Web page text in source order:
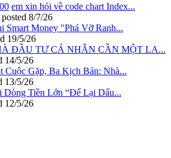
em xin hỏi về code chart Index...
posted 8/7/26
Smart Money "Phá Vỡ Ranh...
19/5/26
ĐẦU TƯ CÁ NHÂN CẦN MỘT LA...
14/5/26
Cuộc Gặp, Ba Kịch Bản: Nhà...
13/5/26
Dòng Tiền Lớn “Để Lại Dấu...
12/5/26